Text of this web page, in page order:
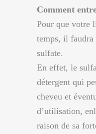
Comment
Pour que votre
temps, il faudra
sulfate.
En effet, le
détergent qui
cheveu et
d’utilisation,
raison de sa